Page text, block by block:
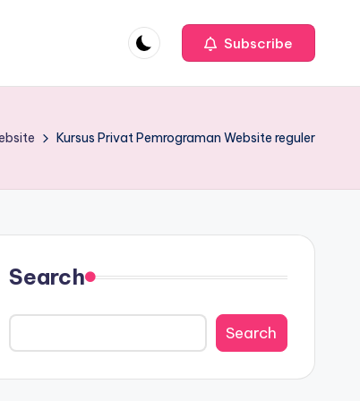
Subscribe
Kursus Privat Pemrograman Website reguler
Search
Search